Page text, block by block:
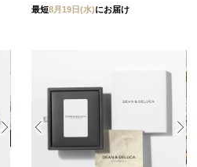
最短8月19日(水)にお届け